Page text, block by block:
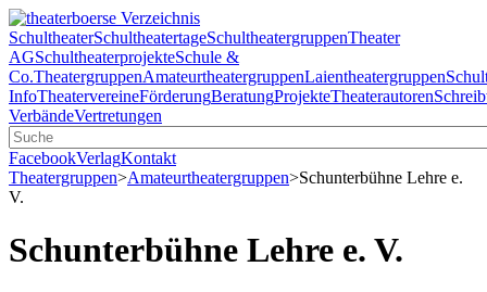
SchultheaterSchultheatertageSchultheatergruppenTheater
AGSchultheaterprojekteSchule &
Co.TheatergruppenAmateurtheatergruppenLaientheatergruppen
InfoTheatervereineFörderungBeratungProjekteTheaterautoren
VerbändeVertretungen
FacebookVerlagKontakt
Theatergruppen>Amateurtheatergruppen>Schunterbühne Lehre e.
V.
Schunterbühne Lehre e. V.